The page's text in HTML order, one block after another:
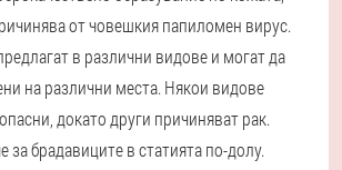
от човешкия папиломен вирус.
в различни видове и могат да
на различни места. Някои видове
докато други причиняват рак.
за брадавиците в статията по-долу.